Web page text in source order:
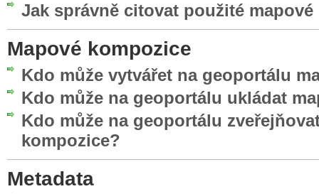
Jak správně citovat použité
Mapové kompozice
Kdo může vytvářet na geoportálu
Kdo může na geoportálu ukládat
Kdo může na geoportálu
kompozice?
Metadata